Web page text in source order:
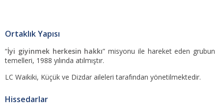
Ortaklık Yapısı
“İyi giyinmek herkesin hakkı” misyonu ile hareket eden grubun
temelleri, 1988 yılında atılmıştır.
LC Waikiki, Küçük ve Dizdar aileleri tarafından yönetilmektedir.
Hissedarlar